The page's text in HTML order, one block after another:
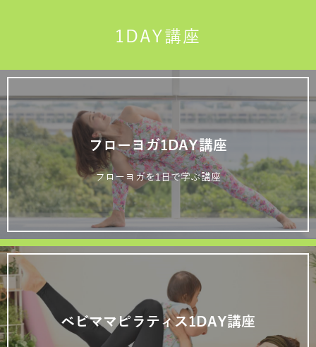
1DAY講座
フローヨガ1DAY講座
フローヨガを1日で学ぶ講座
ベビママピラティス1DAY講座